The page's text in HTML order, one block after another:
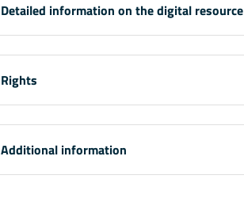
Detailed information on the digital resource
Rights
Additional information